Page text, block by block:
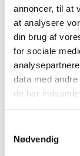
annoncer, til at
at analysere
din brug af
for sociale
data med
de har
Nødvendig
Forsikring
Betaler
din